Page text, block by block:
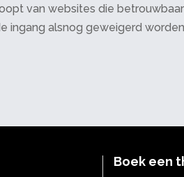
van websites die
ingang alsnog geweigerd
Boek een